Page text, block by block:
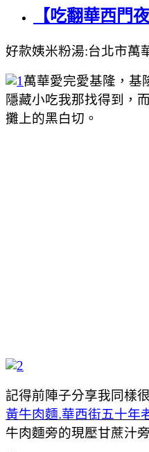
【吃翻華西門
好款姨米粉湯:台北市萬
萬華愛完愛基隆，基
隱藏小吃我那找得到，
攤上的黑白切。
記得前陣子分享我同樣
黃牛肉麵.華西街五十年
牛肉麵旁的現壓甘蔗汁